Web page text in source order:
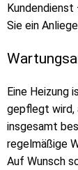
Sie ein
Eine Heizung
gepflegt wird,
insgesamt
regelmäßige
Auf Wunsch